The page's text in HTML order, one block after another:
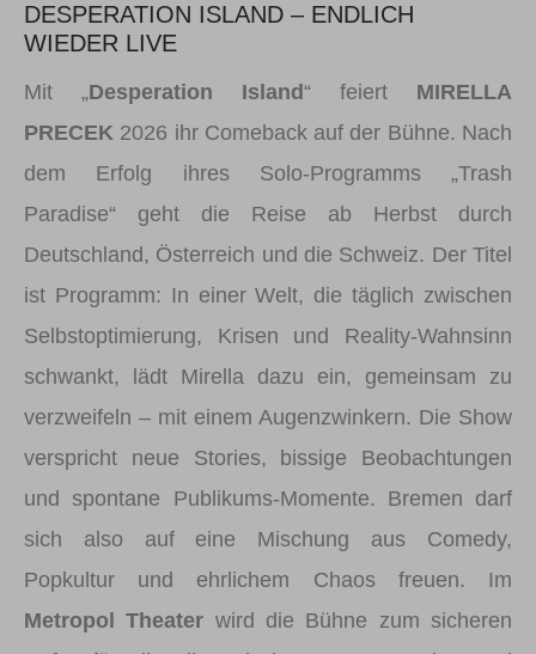
DESPERATION ISLAND – ENDLICH
WIEDER LIVE
Mit „Desperation Island“ feiert MIRELLA
PRECEK 2026 ihr Comeback auf der Bühne. Nach
dem Erfolg ihres Solo-Programms „Trash
Paradise“ geht die Reise ab Herbst durch
Deutschland, Österreich und die Schweiz. Der Titel
ist Programm: In einer Welt, die täglich zwischen
Selbstoptimierung, Krisen und Reality-Wahnsinn
schwankt, lädt Mirella dazu ein, gemeinsam zu
verzweifeln – mit einem Augenzwinkern. Die Show
verspricht neue Stories, bissige Beobachtungen
und spontane Publikums-Momente. Bremen darf
sich also auf eine Mischung aus Comedy,
Popkultur und ehrlichem Chaos freuen. Im
Metropol Theater wird die Bühne zum sicheren